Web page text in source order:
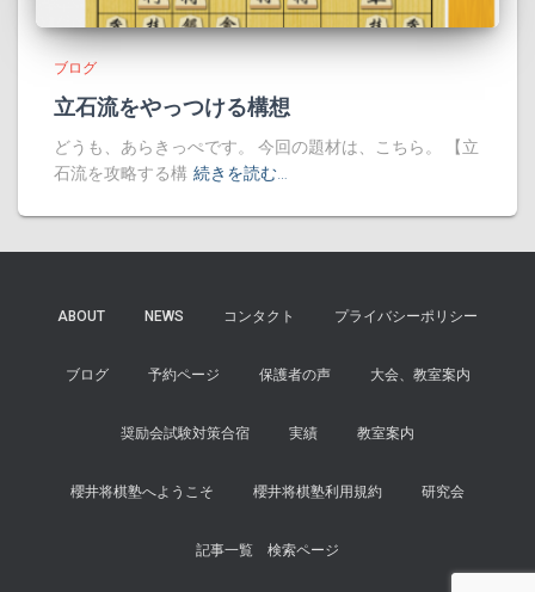
ブログ
立石流をやっつける構想
どうも、あらきっぺです。 今回の題材は、こちら。 【立
石流を攻略する構 続きを読む…
ABOUT NEWS コンタクト プライバシーポリシー
ブログ 予約ページ 保護者の声 大会、教室案内
奨励会試験対策合宿 実績 教室案内
櫻井将棋塾へようこそ 櫻井将棋塾利用規約 研究会
記事一覧 検索ページ